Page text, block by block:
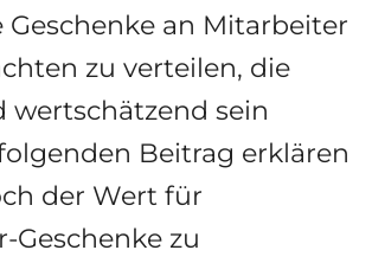
Geschenke an Mitarbeiter
zu verteilen, die
wertschätzend sein
Beitrag erklären
der Wert für
Geschenke zu